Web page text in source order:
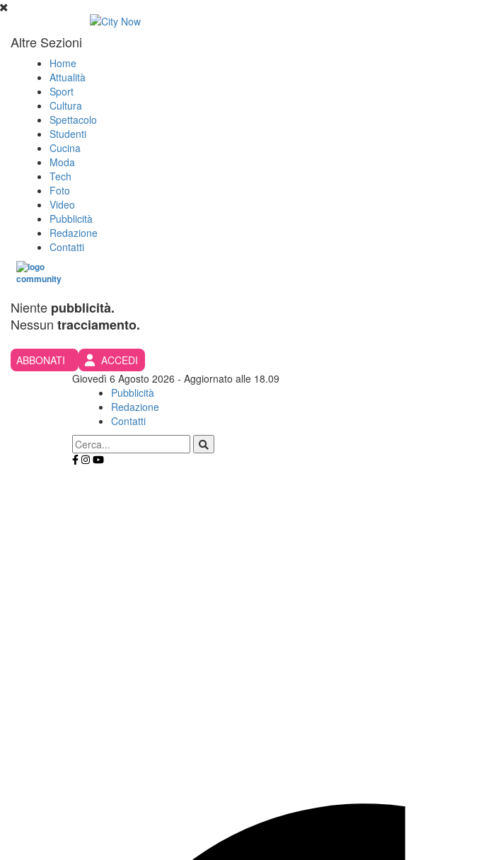
Altre Sezioni
Home
Attualità
Sport
Cultura
Spettacolo
Studenti
Cucina
Moda
Tech
Foto
Video
Pubblicità
Redazione
Contatti
Niente pubblicità.
Nessun tracciamento.
ABBONATI
ACCEDI
Giovedì 6 Agosto 2026 - Aggiornato alle 18.09
Pubblicità
Redazione
Contatti